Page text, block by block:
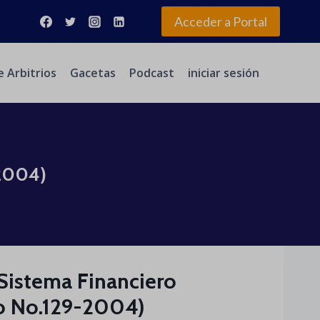
Acceder a Portal
Arbitrios Gacetas Podcast iniciar sesión
Financiero
No.129-2004)